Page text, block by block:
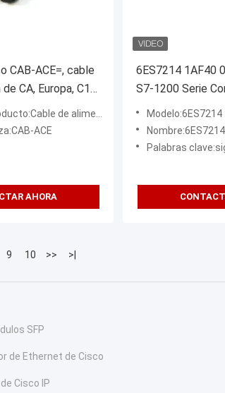
CAB-ACE=, cable
CA, Europa, C13,
de alimentación de CA
ACE
AHORA
6ES7214 1AF40
S7-1200 Serie
programable
Modelo:6ES7214
Nombre:6ES7214
Palabras
9 10 >> >|
SFP
de Ethernet de Cisco
Cisco IP